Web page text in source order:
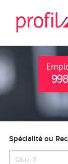
Spécialité ou